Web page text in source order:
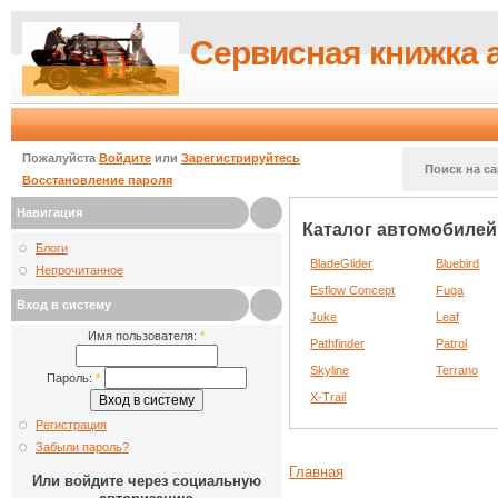
Сервисная книжка
Пожалуйста Войдите или Зарегистрируйтесь
Восстановление пароля
Поиск на
Навигация
Блоги
Непрочитанное
Вход в систему
Имя пользователя:*
Пароль:*
Регистрация
Забыли пароль?
Или войдите через социальную
Каталог
BladeGlider
Bluebird
Esflow Concept
Fuga
Juke
Leaf
Pathfinder
Patrol
Skyline
Terrano
X-Trail
Главная